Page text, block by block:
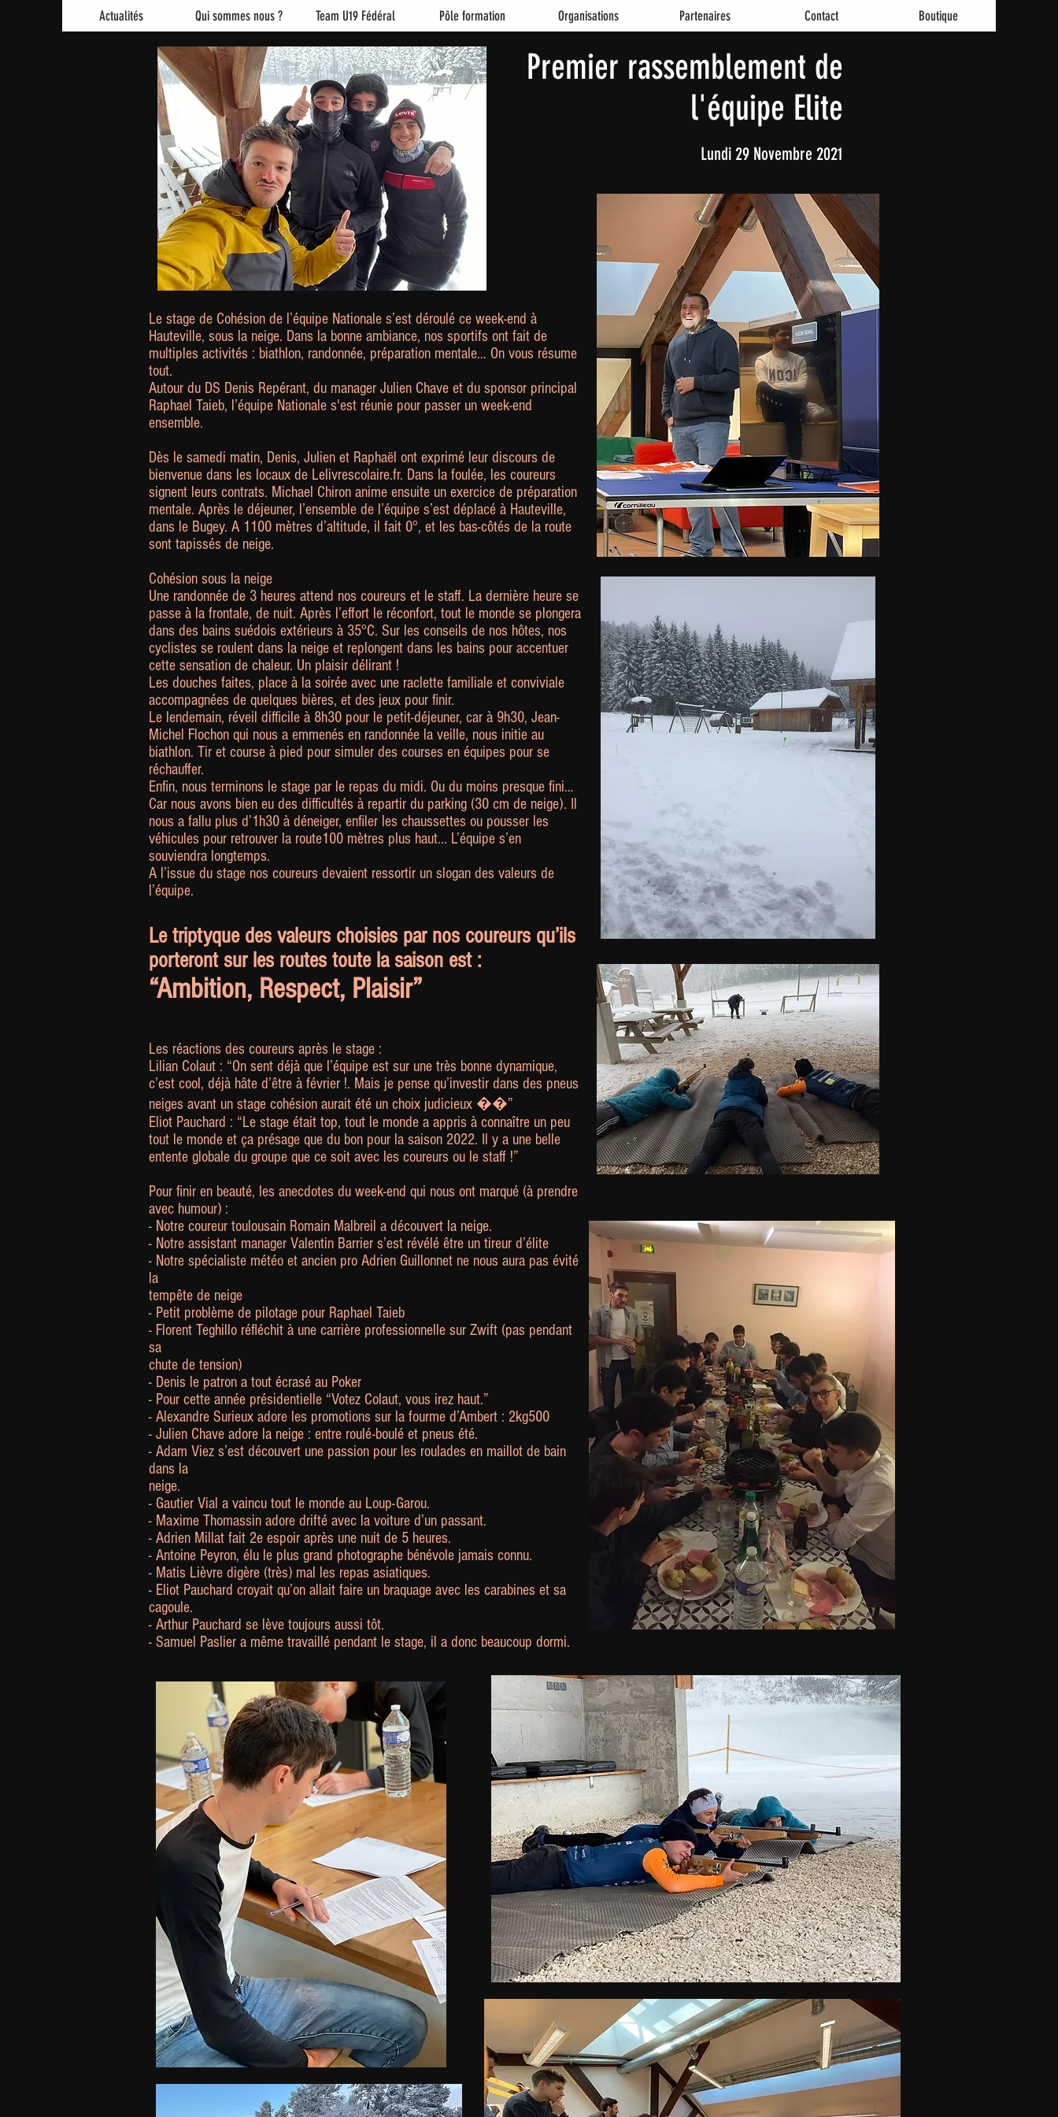
Actualités Qui sommes nous ? Team U19 Fédéral Pôle formation Organisations Partenaires Contact Boutique
Premier rassemblement de
l'équipe Elite
Lundi 29 Novembre 2021
Le stage de Cohésion de l’équipe Nationale s’est déroulé ce week-end à
Hauteville, sous la neige. Dans la bonne ambiance, nos sportifs ont fait de
multiples activités : biathlon, randonnée, préparation mentale… On vous résume
tout.
Autour du DS Denis Repérant, du manager Julien Chave et du sponsor principal
Raphael Taieb, l’équipe Nationale s'est réunie pour passer un week-end
ensemble.
Dès le samedi matin, Denis, Julien et Raphaël ont exprimé leur discours de
bienvenue dans les locaux de Lelivrescolaire.fr. Dans la foulée, les coureurs
signent leurs contrats. Michael Chiron anime ensuite un exercice de préparation
mentale. Après le déjeuner, l’ensemble de l’équipe s’est déplacé à Hauteville,
dans le Bugey. A 1100 mètres d’altitude, il fait 0°, et les bas-côtés de la route
sont tapissés de neige.
Cohésion sous la neige
Une randonnée de 3 heures attend nos coureurs et le staff. La dernière heure se
passe à la frontale, de nuit. Après l’effort le réconfort, tout le monde se plongera
dans des bains suédois extérieurs à 35°C. Sur les conseils de nos hôtes, nos
cyclistes se roulent dans la neige et replongent dans les bains pour accentuer
cette sensation de chaleur. Un plaisir délirant !
Les douches faites, place à la soirée avec une raclette familiale et conviviale
accompagnées de quelques bières, et des jeux pour finir.
Le lendemain, réveil difficile à 8h30 pour le petit-déjeuner, car à 9h30, Jean-
Michel Flochon qui nous a emmenés en randonnée la veille, nous initie au
biathlon. Tir et course à pied pour simuler des courses en équipes pour se
réchauffer.
Enfin, nous terminons le stage par le repas du midi. Ou du moins presque fini…
Car nous avons bien eu des difficultés à repartir du parking (30 cm de neige). Il
nous a fallu plus d’1h30 à déneiger, enfiler les chaussettes ou pousser les
véhicules pour retrouver la route100 mètres plus haut... L’équipe s’en
souviendra longtemps.
A l’issue du stage nos coureurs devaient ressortir un slogan des valeurs de
l’équipe.
Le triptyque des valeurs choisies par nos coureurs qu’ils
porteront sur les routes toute la saison est :
“Ambition, Respect, Plaisir”
Les réactions des coureurs après le stage :
Lilian Colaut : “On sent déjà que l’équipe est sur une très bonne dynamique,
c’est cool, déjà hâte d’être à février !. Mais je pense qu’investir dans des pneus
neiges avant un stage cohésion aurait été un choix judicieux ��”
Eliot Pauchard : “Le stage était top, tout le monde a appris à connaître un peu
tout le monde et ça présage que du bon pour la saison 2022. Il y a une belle
entente globale du groupe que ce soit avec les coureurs ou le staff !”
Pour finir en beauté, les anecdotes du week-end qui nous ont marqué (à prendre
avec humour) :
- Notre coureur toulousain Romain Malbreil a découvert la neige.
- Notre assistant manager Valentin Barrier s’est révélé être un tireur d’élite
- Notre spécialiste météo et ancien pro Adrien Guillonnet ne nous aura pas évité
la
tempête de neige
- Petit problème de pilotage pour Raphael Taieb
- Florent Teghillo réfléchit à une carrière professionnelle sur Zwift (pas pendant
sa
chute de tension)
- Denis le patron a tout écrasé au Poker
- Pour cette année présidentielle “Votez Colaut, vous irez haut.”
- Alexandre Surieux adore les promotions sur la fourme d’Ambert : 2kg500
- Julien Chave adore la neige : entre roulé-boulé et pneus été.
- Adam Viez s’est découvert une passion pour les roulades en maillot de bain
dans la
neige.
- Gautier Vial a vaincu tout le monde au Loup-Garou.
- Maxime Thomassin adore drifté avec la voiture d’un passant.
- Adrien Millat fait 2e espoir après une nuit de 5 heures.
- Antoine Peyron, élu le plus grand photographe bénévole jamais connu.
- Matis Lièvre digère (très) mal les repas asiatiques.
- Eliot Pauchard croyait qu’on allait faire un braquage avec les carabines et sa
cagoule.
- Arthur Pauchard se lève toujours aussi tôt.
- Samuel Paslier a même travaillé pendant le stage, il a donc beaucoup dormi.